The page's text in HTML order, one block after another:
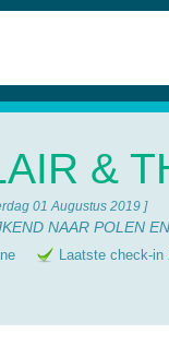
&
01 Augustus 2019 ]
NAAR POLEN
Laatste check-in